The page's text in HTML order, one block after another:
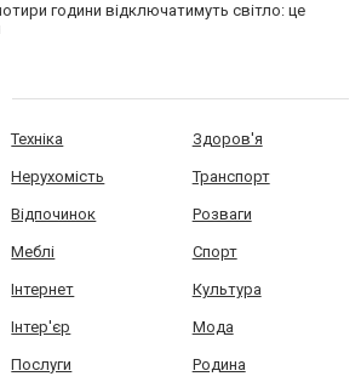
години відключатимуть світло: це
Техніка Здоров'я
Нерухомість Транспорт
Відпочинок Розваги
Меблі Спорт
Інтернет Культура
Інтер'єр Мода
Послуги Родина